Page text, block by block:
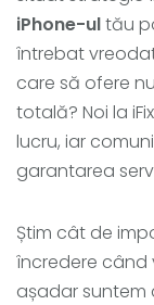
iPhone-ultău
întrebat
care să ofere
totală? Noi la
lucru, iar
garantarea
Știm cât de
încredere când
așadar suntem